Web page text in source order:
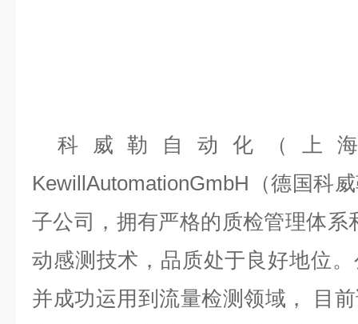
科威勒自动化（上
KewillAutomationGmbH（德国科
子公司，拥有严格的质检管理体系
动感测技术，品质处于良好地位
并成功运用到流量检测领域， 目